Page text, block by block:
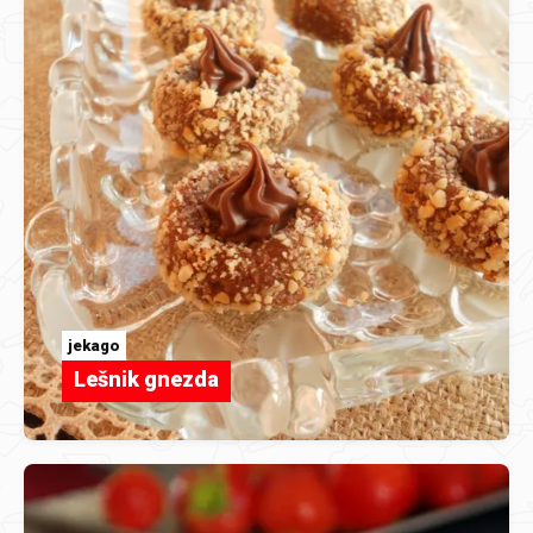
jekago
Lešnik gnezda